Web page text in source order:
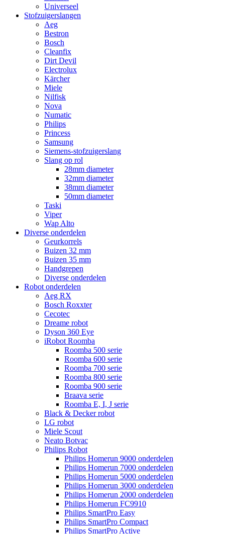
Universeel
Stofzuigerslangen
Aeg
Bestron
Bosch
Cleanfix
Dirt Devil
Electrolux
Kärcher
Miele
Nilfisk
Nova
Numatic
Philips
Princess
Samsung
Siemens-stofzuigerslang
Slang op rol
28mm diameter
32mm diameter
38mm diameter
50mm diameter
Taski
Viper
Wap Alto
Diverse onderdelen
Geurkorrels
Buizen 32 mm
Buizen 35 mm
Handgrepen
Diverse onderdelen
Robot onderdelen
Aeg RX
Bosch Roxxter
Cecotec
Dreame robot
Dyson 360 Eye
iRobot Roomba
Roomba 500 serie
Roomba 600 serie
Roomba 700 serie
Roomba 800 serie
Roomba 900 serie
Braava serie
Roomba E, I, J serie
Black & Decker robot
LG robot
Miele Scout
Neato Botvac
Philips Robot
Philips Homerun 9000 onderdelen
Philips Homerun 7000 onderdelen
Philips Homerun 5000 onderdelen
Philips Homerun 3000 onderdelen
Philips Homerun 2000 onderdelen
Philips Homerun FC9910
Philips SmartPro Easy
Philips SmartPro Compact
Philips SmartPro Active